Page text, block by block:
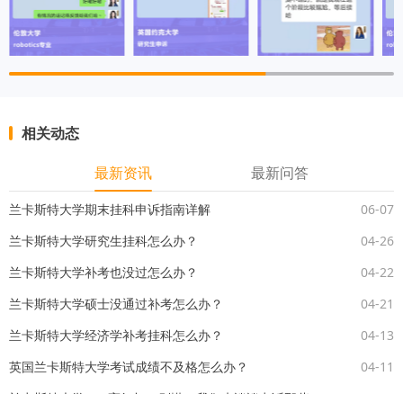
相关动态
最新资讯
最新问答
兰卡斯特大学期末挂科申诉指南详解
06-07
兰卡斯特大学研究生挂科怎么办？
04-26
兰卡斯特大学补考也没过怎么办？
04-22
兰卡斯特大学硕士没通过补考怎么办？
04-21
兰卡斯特大学经济学补考挂科怎么办？
04-13
英国兰卡斯特大学考试成绩不及格怎么办？
04-11